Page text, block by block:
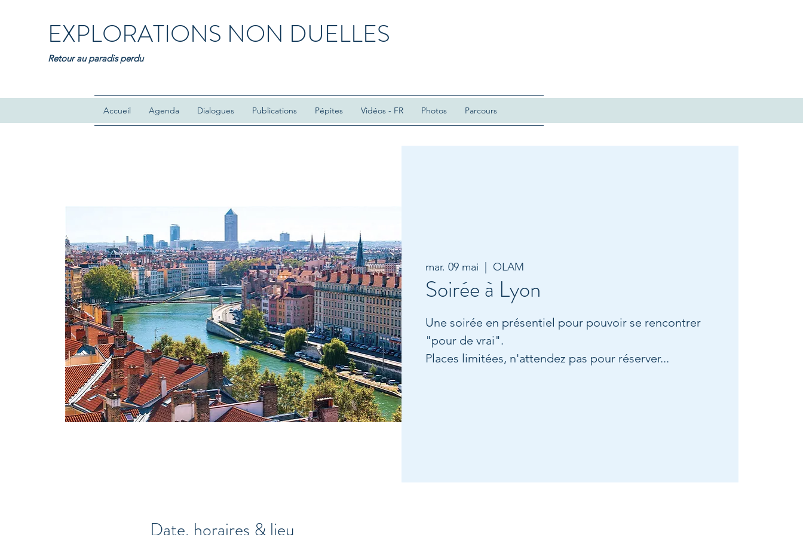
EXPLORATIONS NON DUELLES
Retour au paradis perdu
Accueil Agenda Dialogues Publications Pépites Vidéos - FR Photos Parcours
mar. 09 mai OLAM
Soirée à Lyon
Une soirée en présentiel pour pouvoir se rencontrer
"pour de vrai".
Places limitées, n'attendez pas pour réserver...
Date, horaires & lieu